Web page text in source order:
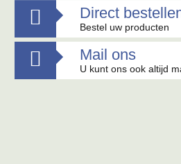
 Direct
Bestel uw producten
 Mail ons
U kunt ons ook altijd